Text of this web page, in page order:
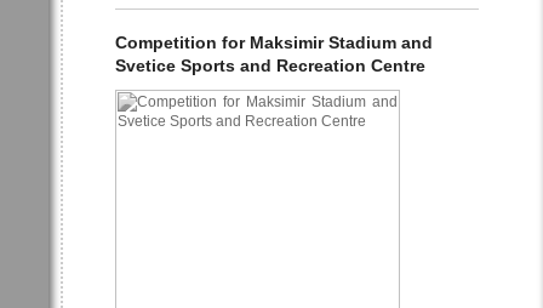
Competition for Maksimir Stadium and
Svetice Sports and Recreation Centre